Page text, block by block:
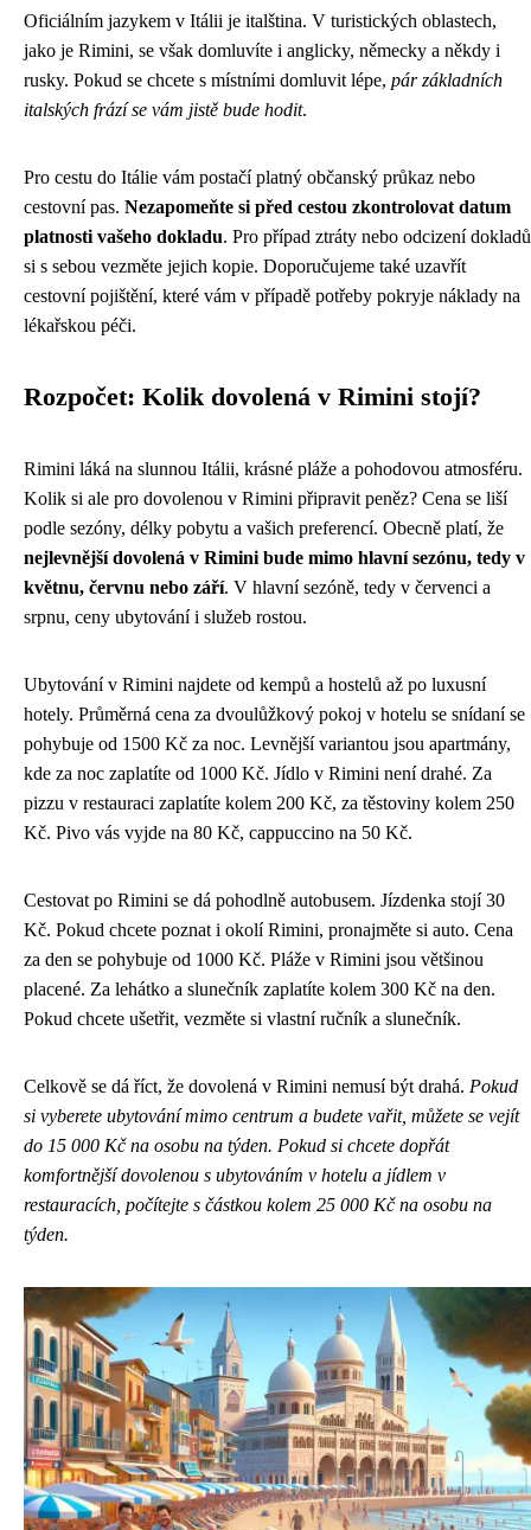
Oficiálním jazykem v Itálii je italština. V turistických oblastech,
jako je Rimini, se však domluvíte i anglicky, německy a někdy i
rusky. Pokud se chcete s místními domluvit lépe, pár základních
italských frází se vám jistě bude hodit.
Pro cestu do Itálie vám postačí platný občanský průkaz nebo
cestovní pas. Nezapomeňte si před cestou zkontrolovat datum
platnosti vašeho dokladu. Pro případ ztráty nebo odcizení dokladů
si s sebou vezměte jejich kopie. Doporučujeme také uzavřít
cestovní pojištění, které vám v případě potřeby pokryje náklady na
lékařskou péči.
Rozpočet: Kolik dovolená v Rimini stojí?
Rimini láká na slunnou Itálii, krásné pláže a pohodovou atmosféru.
Kolik si ale pro dovolenou v Rimini připravit peněz? Cena se liší
podle sezóny, délky pobytu a vašich preferencí. Obecně platí, že
nejlevnější dovolená v Rimini bude mimo hlavní sezónu, tedy v
květnu, červnu nebo září. V hlavní sezóně, tedy v červenci a
srpnu, ceny ubytování i služeb rostou.
Ubytování v Rimini najdete od kempů a hostelů až po luxusní
hotely. Průměrná cena za dvoulůžkový pokoj v hotelu se snídaní se
pohybuje od 1500 Kč za noc. Levnější variantou jsou apartmány,
kde za noc zaplatíte od 1000 Kč. Jídlo v Rimini není drahé. Za
pizzu v restauraci zaplatíte kolem 200 Kč, za těstoviny kolem 250
Kč. Pivo vás vyjde na 80 Kč, cappuccino na 50 Kč.
Cestovat po Rimini se dá pohodlně autobusem. Jízdenka stojí 30
Kč. Pokud chcete poznat i okolí Rimini, pronajměte si auto. Cena
za den se pohybuje od 1000 Kč. Pláže v Rimini jsou většinou
placené. Za lehátko a slunečník zaplatíte kolem 300 Kč na den.
Pokud chcete ušetřit, vezměte si vlastní ručník a slunečník.
Celkově se dá říct, že dovolená v Rimini nemusí být drahá. Pokud
si vyberete ubytování mimo centrum a budete vařit, můžete se vejít
do 15 000 Kč na osobu na týden. Pokud si chcete dopřát
komfortnější dovolenou s ubytováním v hotelu a jídlem v
restauracích, počítejte s částkou kolem 25 000 Kč na osobu na
týden.